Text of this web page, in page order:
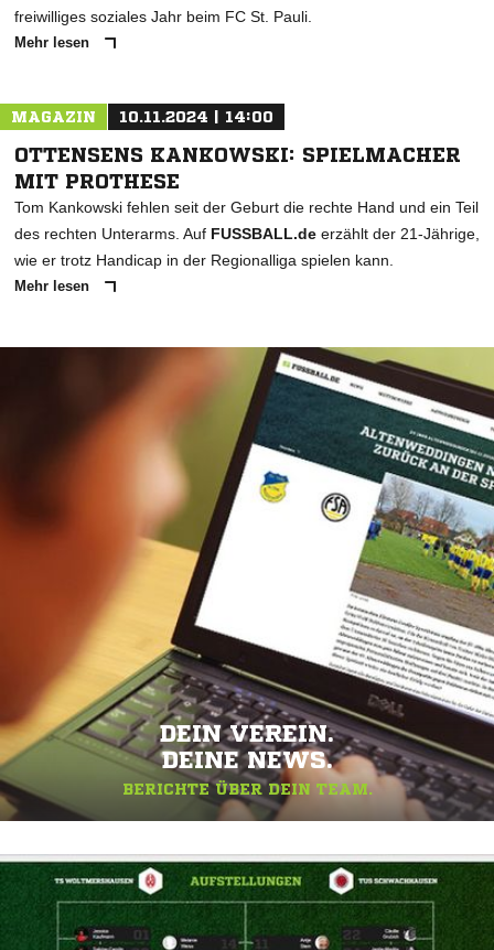
freiwilliges soziales Jahr beim FC St. Pauli.
Mehr lesen
MAGAZIN 10.11.2024 | 14:00
OTTENSENS KANKOWSKI: SPIELMACHER
MIT PROTHESE
Tom Kankowski fehlen seit der Geburt die rechte Hand und ein Teil
des rechten Unterarms. Auf FUSSBALL.de erzählt der 21-Jährige,
wie er trotz Handicap in der Regionalliga spielen kann.
Mehr lesen
DEIN VEREIN.
DEINE NEWS.
BERICHTE ÜBER DEIN TEAM.